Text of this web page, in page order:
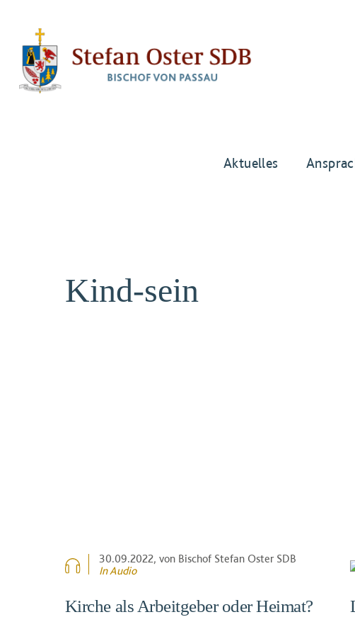
Aktuelles
Kind-sein
30.09.2022, von Bischof Stefan Oster SDB
In Audio
Kirche als Arbeitgeber oder Heimat?